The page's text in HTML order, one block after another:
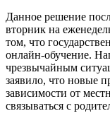
Данное решение
вторник на
том, что
онлайн-обучение.
чрезвычайным
заявило, что новые
зависимости от
связываться с